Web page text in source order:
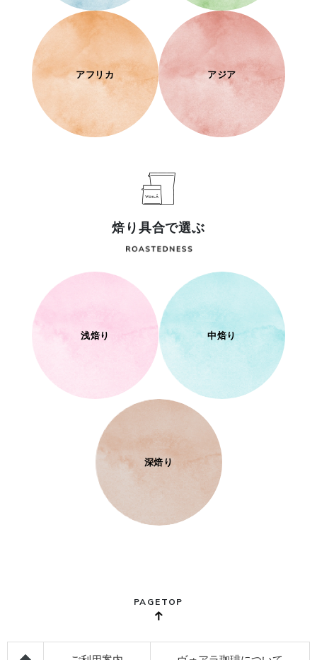
アフリカ アジア
焙り具合で選ぶ
浅焙り 中焙り
深焙り
PAGETOP